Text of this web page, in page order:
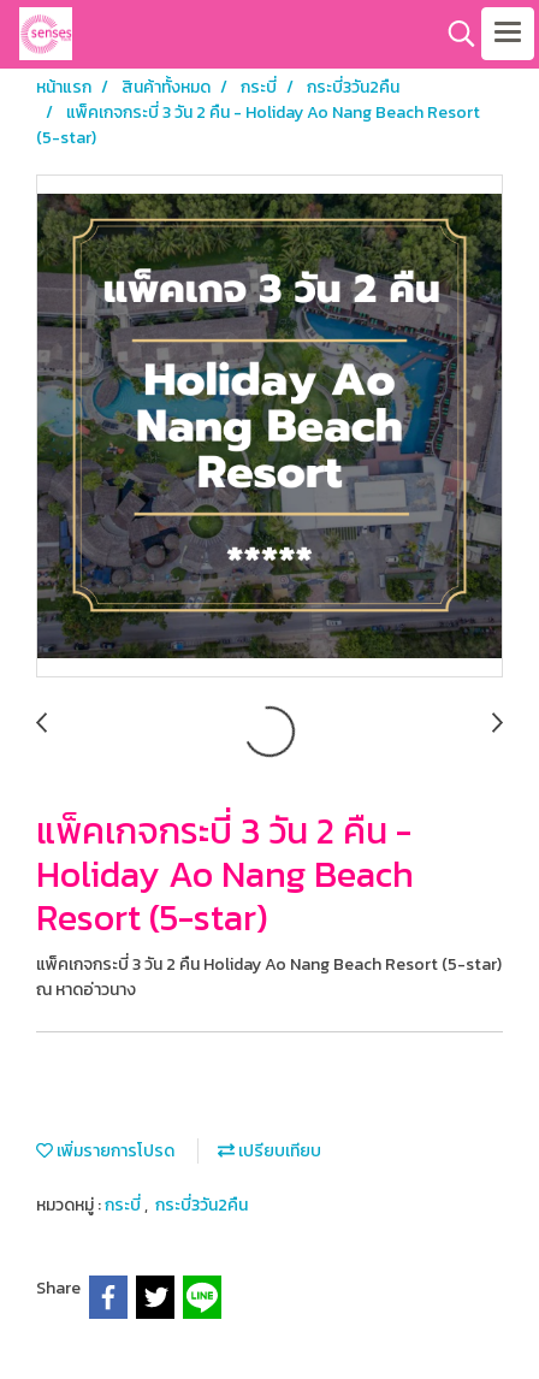
หน้าแรก สินค้าทั้งหมด กระบี่
กระบี่3วัน2คืน
แพ็คเกจกระบี่ 3 วัน 2 คืน - Holiday Ao Nang Beach Resort
(5-star)
แพ็คเกจกระบี่ 3 วัน 2 คืน -
Holiday Ao Nang Beach
Resort (5-star)
แพ็คเกจกระบี่ 3 วัน 2 คืน Holiday Ao Nang Beach Resort (5-star)
ณ หาดอ่าวนาง
เพิ่มรายการโปรด เปรียบเทียบ
หมวดหมู่ :กระบี่, กระบี่3วัน2คืน
Share